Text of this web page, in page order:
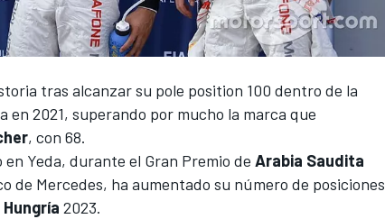
tras alcanzar su pole position 100 dentro de la
en 2021, superando por mucho la marca que
, con 68.
Yeda, durante el Gran Premio de Arabia Saudita
de Mercedes, ha aumentado su número de posiciones
Hungría 2023.